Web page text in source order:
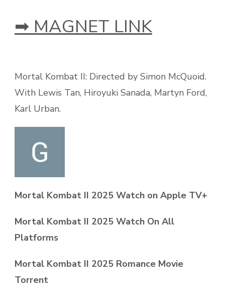
➡ MAGNET LINK
Mortal Kombat II: Directed by Simon McQuoid.
With Lewis Tan, Hiroyuki Sanada, Martyn Ford,
Karl Urban.
Mortal Kombat II 2025 Watch on Apple TV+
Mortal Kombat II 2025 Watch On All
Platforms
Mortal Kombat II 2025 Romance Movie
Torrent